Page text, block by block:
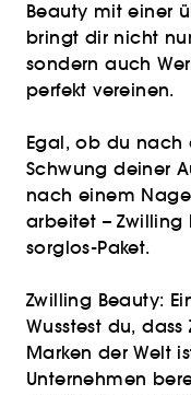
Beauty mit einer
bringt dir nicht
sondern auch
perfekt vereinen.
Egal, ob du nach
Schwung deiner
nach einem
arbeitet – Zwilling
sorglos-Paket.
Zwilling Beauty:
Wusstest du,
Marken der Welt
Unternehmen